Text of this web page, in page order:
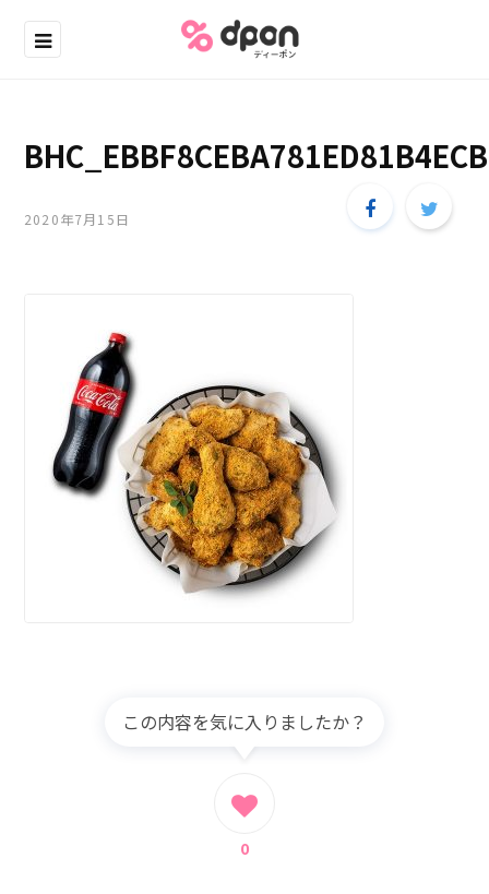
2020年7月15日
この内容を気に入りましたか？
0